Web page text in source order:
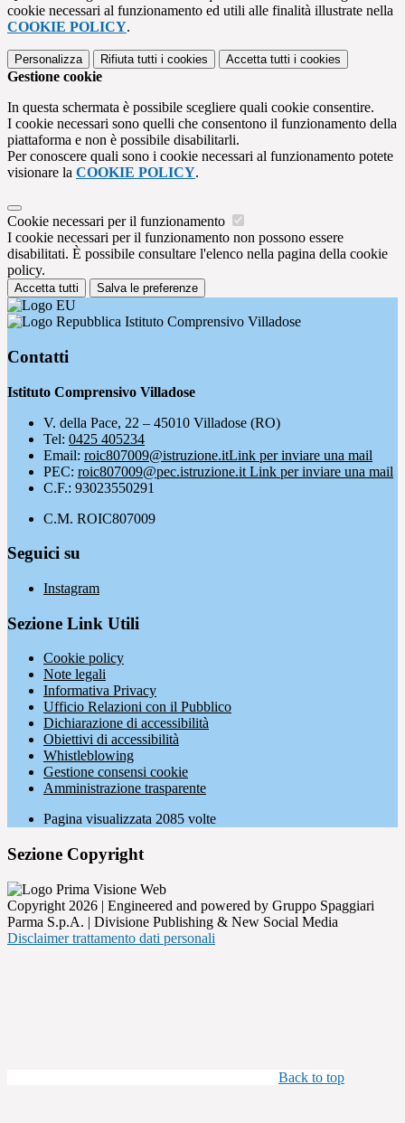
cookie necessari al funzionamento ed utili alle finalità illustrate nella
COOKIE POLICY.
Personalizza Rifiuta tutti i cookies Accetta tutti i cookies
Gestione cookie
In questa schermata è possibile scegliere quali cookie consentire.
I cookie necessari sono quelli che consentono il funzionamento della
piattaforma e non è possibile disabilitarli.
Per conoscere quali sono i cookie necessari al funzionamento potete
visionare la COOKIE POLICY.
Cookie necessari per il funzionamento
I cookie necessari per il funzionamento non possono essere
disabilitati. È possibile consultare l'elenco nella pagina della cookie
policy.
Accetta tutti Salva le preferenze
Istituto Comprensivo Villadose
Contatti
Istituto Comprensivo Villadose
V. della Pace, 22 – 45010 Villadose (RO)
Tel: 0425 405234
Email: roic807009@istruzione.itLink per inviare una mail
PEC: roic807009@pec.istruzione.it Link per inviare una mail
C.F.: 93023550291
C.M. ROIC807009
Seguici su
Instagram
Sezione Link Utili
Cookie policy
Note legali
Informativa Privacy
Ufficio Relazioni con il Pubblico
Dichiarazione di accessibilità
Obiettivi di accessibilità
Whistleblowing
Gestione consensi cookie
Amministrazione trasparente
Pagina visualizzata 2085 volte
Sezione Copyright
Copyright 2026 | Engineered and powered by Gruppo Spaggiari
Parma S.p.A. | Divisione Publishing & New Social Media
Disclaimer trattamento dati personali
Back to top